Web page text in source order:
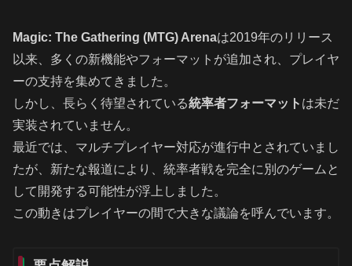
Magic: The Gathering (MTG) Arenaは2019年のリリース
以来、多くの新機能やフォーマットが追加され、プレイヤ
ーの支持を集めてきました。
しかし、長らく待望されている統率者フォーマット は未だ
実装されていません。
最近では、マルチプレイヤー対応が進行中とされていまし
たが、新たな報道により、統率者戦を完全に別のゲームと
して開発する可能性が浮上しました。
この動きはプレイヤーの間で大きな議論を呼んでいます。